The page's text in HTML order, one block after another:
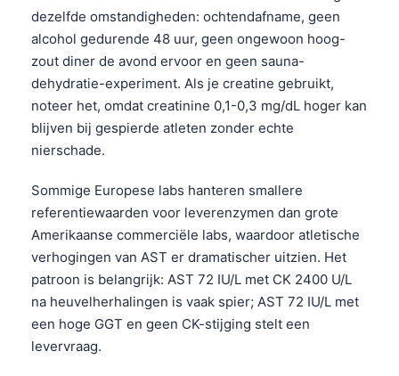
dezelfde omstandigheden: ochtendafname, geen
alcohol gedurende 48 uur, geen ongewoon hoog-
zout diner de avond ervoor en geen sauna-
dehydratie-experiment. Als je creatine gebruikt,
noteer het, omdat creatinine 0,1-0,3 mg/dL hoger kan
blijven bij gespierde atleten zonder echte
nierschade.
Sommige Europese labs hanteren smallere
referentiewaarden voor leverenzymen dan grote
Amerikaanse commerciële labs, waardoor atletische
verhogingen van AST er dramatischer uitzien. Het
patroon is belangrijk: AST 72 IU/L met CK 2400 U/L
na heuvelherhalingen is vaak spier; AST 72 IU/L met
een hoge GGT en geen CK-stijging stelt een
levervraag.